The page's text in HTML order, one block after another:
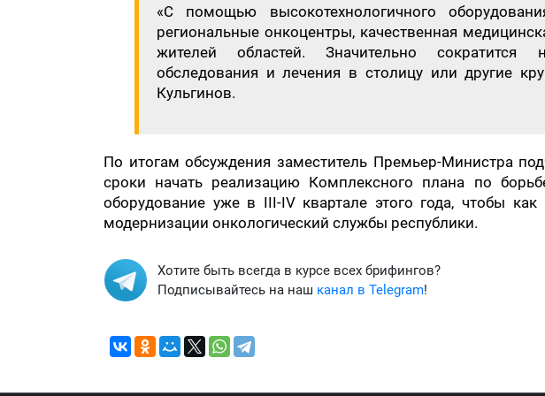
«С помощью высокотехнологичного
региональные онкоцентры, качественная
жителей областей. Значительно сократится
обследования и лечения в столицу или другие
Кульгинов.
По итогам обсуждения заместитель Премьер-Министра
сроки начать реализацию Комплексного плана по
оборудование уже в III-IV квартале этого года, чтобы
модернизации онкологический службы республики.
Хотите быть всегда в курсе всех брифингов?
Подписывайтесь на наш канал в Telegram!